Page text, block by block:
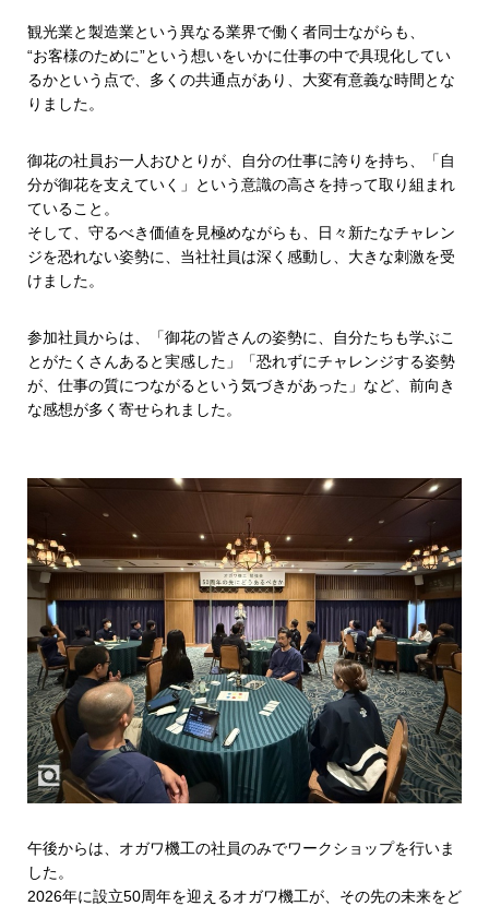
観光業と製造業という異なる業界で働く者同士ながらも、
“お客様のために”という想いをいかに仕事の中で具現化してい
るかという点で、多くの共通点があり、大変有意義な時間とな
りました。
御花の社員お一人おひとりが、自分の仕事に誇りを持ち、「自
分が御花を支えていく」という意識の高さを持って取り組まれ
ていること。
そして、守るべき価値を見極めながらも、日々新たなチャレン
ジを恐れない姿勢に、当社社員は深く感動し、大きな刺激を受
けました。
参加社員からは、「御花の皆さんの姿勢に、自分たちも学ぶこ
とがたくさんあると実感した」「恐れずにチャレンジする姿勢
が、仕事の質につながるという気づきがあった」など、前向き
な感想が多く寄せられました。
午後からは、オガワ機工の社員のみでワークショップを行いま
した。
2026年に設立50周年を迎えるオガワ機工が、その先の未来をど